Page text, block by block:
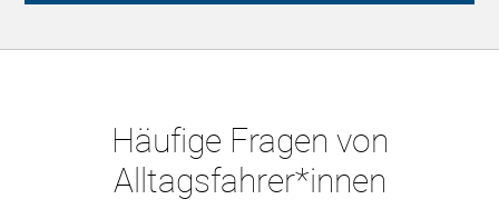
Häufige Fragen von
Alltagsfahrer*innen